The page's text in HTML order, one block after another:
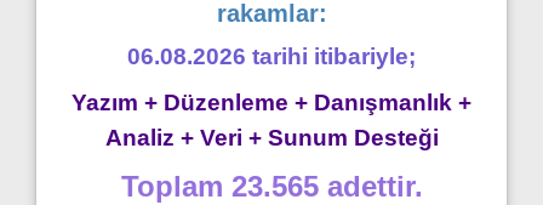
rakamlar:
06.08.2026 tarihi itibariyle;
Yazım + Düzenleme + Danışmanlık +
Analiz + Veri + Sunum Desteği
Toplam 23.565 adettir.